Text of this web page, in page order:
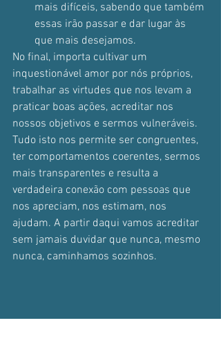
mais difíceis, sabendo que também
essas irão passar e dar lugar às
que mais desejamos.
No final, importa cultivar um
inquestionável amor por nós próprios,
trabalhar as virtudes que nos levam a
praticar boas ações, acreditar nos
nossos objetivos e sermos vulneráveis.
Tudo isto nos permite ser congruentes,
ter comportamentos coerentes, sermos
mais transparentes e resulta a
verdadeira conexão com pessoas que
nos apreciam, nos estimam, nos
ajudam. A partir daqui vamos acreditar
sem jamais duvidar que nunca, mesmo
nunca, caminhamos sozinhos.